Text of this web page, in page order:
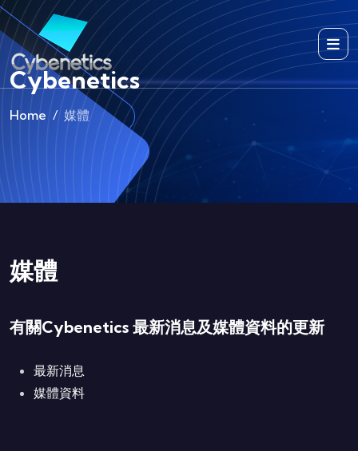
Cybenetics
Home 媒體
媒體
有關Cybenetics 最新消息及媒體資料的更新
最新消息
媒體資料